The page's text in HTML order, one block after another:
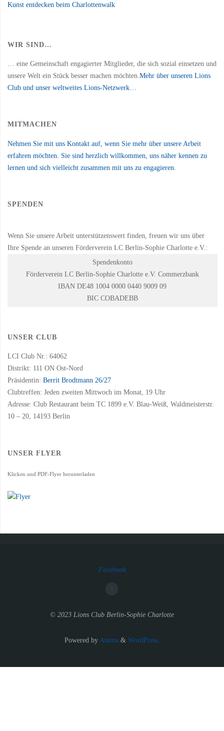
Kunst entdecken beim Charlottenwalk
WIR SIND…
… eine Gemeinschaft engagierter Mitglieder, die sich sozial einsetzen und
unsere Welt ein Stück besser machen möchten.Mehr über unseren Lions
Club und unser weltweites Lions-Netzwerk…
MITMACHEN
Nehmen Sie mit uns Kontakt auf, wenn Sie mehr über unsere Arbeit
erfahren möchten. Sie sind herzlich willkommen, uns näher kennen zu
lernen und sich vielleicht zusammen mit uns zu engagieren.
SPENDEN
Wenn Sie unsere Arbeit unterstützenswert finden, freuen wir uns über
Ihre Spende an unseren Förderverein LC Berlin-Sophie Charlotte e.V.:
Spendenkonto
Förderverein LC Berlin-Sophie Charlotte e.V. Commerzbank
IBAN DE48 1004 0000 0440 9009 09
BIC COBADEBB
UNSER CLUB
LCI Club Nr.: 64062
Distrikt: 111 ON Ost-Nord
Präsidentin: Berrit Brodtmann 26/27
Clubtreffen: Jeden zweiten Mittwoch im Monat, 19 Uhr
Adresse: Club Restaurant beim TC 1899 e.V. Blau-Weiß, Waldmeisterstr.
10 – 20, 14193 Berlin
UNSER FLYER
Klicken und PDF-Flyer herunterladen
Facebook
© 2023 Lions Club Berlin-Sophie Charlotte
Powered byAnima& WordPress.